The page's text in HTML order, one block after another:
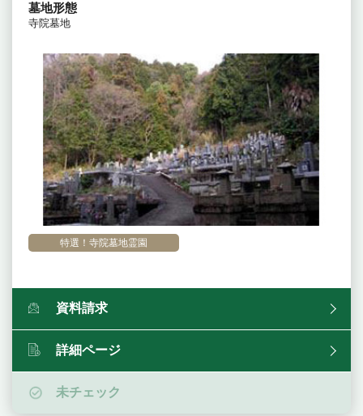
特選！寺院墓地霊園
墓地形態
寺院墓地
資料請求
詳細ページ
未チェック